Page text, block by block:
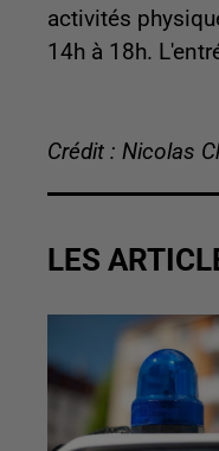
activités
14h à 18h.
Crédit : Nicolas
LES